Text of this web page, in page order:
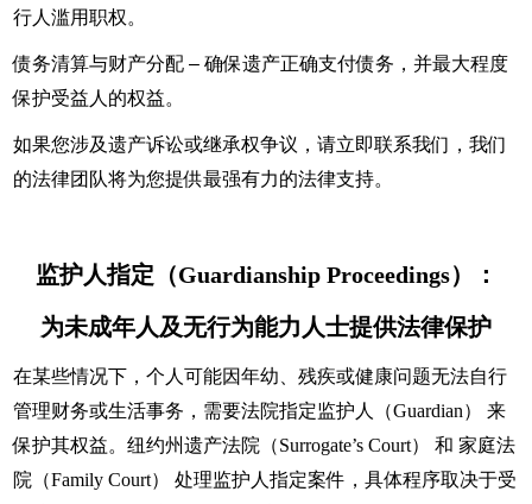
行人滥用职权。
债务清算与财产分配 – 确保遗产正确支付债务，并最大程度
保护受益人的权益。
如果您涉及遗产诉讼或继承权争议，请立即联系我们，我们
的法律团队将为您提供最强有力的法律支持。
监护人指定（Guardianship Proceedings）：
为未成年人及无行为能力人士提供法律保护
在某些情况下，个人可能因年幼、残疾或健康问题无法自行
管理财务或生活事务，需要法院指定监护人（Guardian） 来
保护其权益。纽约州遗产法院（Surrogate’s Court） 和 家庭法
院（Family Court） 处理监护人指定案件，具体程序取决于受